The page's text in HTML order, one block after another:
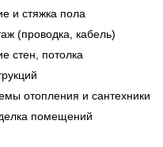
и стяжка пола
(проводка, кабель)
стен, потолка
отопления и сантехники
помещений